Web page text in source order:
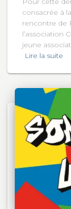
consacrée à
rencontre de
l’association
jeune
Lire la suite